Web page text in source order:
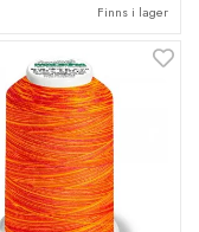
Finns i lager